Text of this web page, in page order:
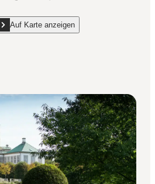
Sandskulpturenpark -
Auf Karte anzeigen
show Hundested Sandskulpturenpark -